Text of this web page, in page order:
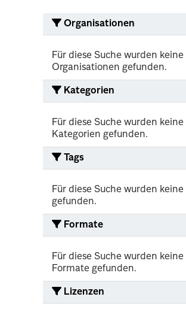
Organisationen
Für diese Suche wurden keine
Organisationen gefunden.
Kategorien
Für diese Suche wurden keine
Kategorien gefunden.
Tags
Für diese Suche wurden keine
gefunden.
Formate
Für diese Suche wurden keine
Formate gefunden.
Lizenzen